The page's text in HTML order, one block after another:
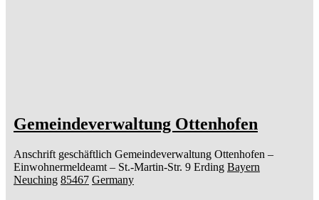
Gemeindeverwaltung Ottenhofen
Anschrift geschäftlich Gemeindeverwaltung Ottenhofen –
Einwohnermeldeamt – St.-Martin-Str. 9 Erding Bayern
Neuching 85467 Germany